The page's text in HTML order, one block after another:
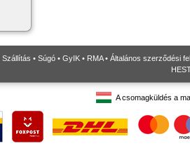
Szállítás • Súgó • GyIK • RMA• Általános szerződési
A csomagküldés a